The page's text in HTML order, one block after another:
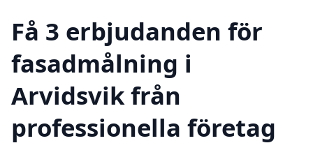
Få 3 erbjudanden för
fasadmålning i
Arvidsvik från
professionella företag